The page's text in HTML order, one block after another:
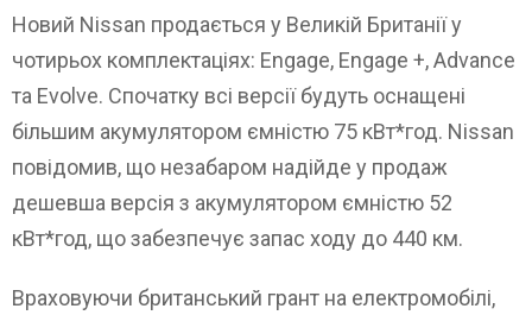
Новий Nissan продається у Великій Британії у
чотирьох комплектаціях: Engage, Engage +, Advance
та Evolve. Спочатку всі версії будуть оснащені
більшим акумулятором ємністю 75 кВт*год. Nissan
повідомив, що незабаром надійде у продаж
дешевша версія з акумулятором ємністю 52
кВт*год, що забезпечує запас ходу до 440 км.
Враховуючи британський грант на електромобілі,